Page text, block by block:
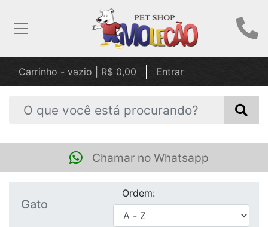
Carrinho - vazio | R$ 0,00 Entrar
Chamar no Whatsapp
Gato
Ordem: